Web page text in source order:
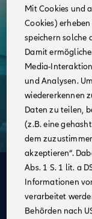
Deine
im
Mit Cookies und
Cookies)
speichern solche
Damit
Media-
und Analysen.
wiedererkennen
Daten zu teilen,
(z.B. eine
dem
akzeptieren“.
Abs. 1 S. 1 lit. a
Informationen
verarbeitet
Behörden nach